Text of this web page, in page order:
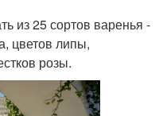
из 25 сортов варенья -
цветов липы,
розы.